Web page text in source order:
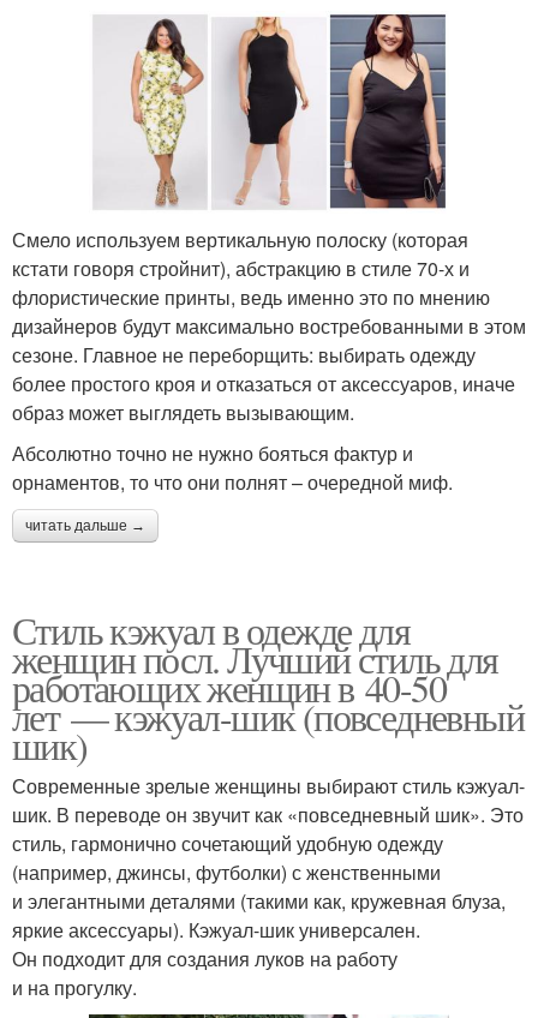
Смело используем вертикальную полоску (которая
кстати говоря стройнит), абстракцию в стиле 70-х и
флористические принты, ведь именно это по мнению
дизайнеров будут максимально востребованными в этом
сезоне. Главное не переборщить: выбирать одежду
более простого кроя и отказаться от аксессуаров, иначе
образ может выглядеть вызывающим.
Абсолютно точно не нужно бояться фактур и
орнаментов, то что они полнят – очередной миф.
читать дальше →
Стиль кэжуал в одежде для
женщин посл. Лучший стиль для
работающих женщин в 40-50
лет — кэжуал-шик (повседневный
шик)
Современные зрелые женщины выбирают стиль кэжуал-
шик. В переводе он звучит как «повседневный шик». Это
стиль, гармонично сочетающий удобную одежду
(например, джинсы, футболки) с женственными
и элегантными деталями (такими как, кружевная блуза,
яркие аксессуары). Кэжуал-шик универсален.
Он подходит для создания луков на работу
и на прогулку.